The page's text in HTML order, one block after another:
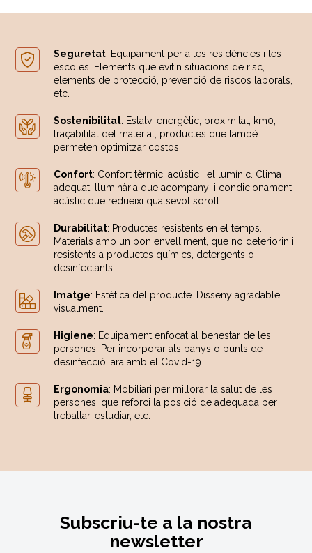
Seguretat: Equipament per a les residències i les
escoles. Elements que evitin situacions de risc,
elements de protecció, prevenció de riscos laborals,
etc.
Sostenibilitat: Estalvi energètic, proximitat, km0,
traçabilitat del material, productes que també
permeten optimitzar costos.
Confort: Confort tèrmic, acústic i el lumínic. Clima
adequat, lluminària que acompanyi i condicionament
acústic que redueixi qualsevol soroll.
Durabilitat: Productes resistents en el temps.
Materials amb un bon envelliment, que no deteriorin i
resistents a productes químics, detergents o
desinfectants.
Imatge: Estètica del producte. Disseny agradable
visualment.
Higiene: Equipament enfocat al benestar de les
persones. Per incorporar als banys o punts de
desinfecció, ara amb el Covid-19.
Ergonomia: Mobiliari per millorar la salut de les
persones, que reforci la posició de adequada per
treballar, estudiar, etc.
Subscriu-te a la nostra
newsletter